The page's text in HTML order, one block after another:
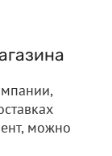
можно